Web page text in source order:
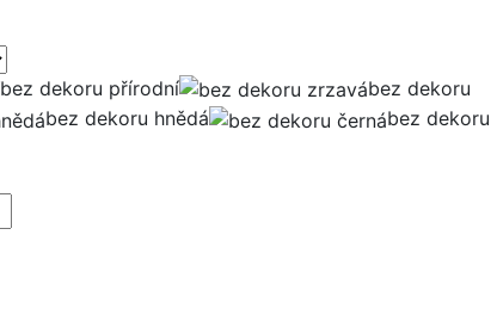
bez dekoru přírodní
bez dekoru
bez dekoru hnědá
bez dekoru